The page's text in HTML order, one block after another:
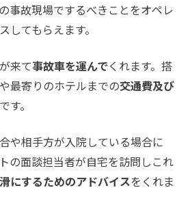
事故現場でするべきことをオペレ
してもらえます。
来て事故車を運んでくれます。搭
最寄りのホテルまでの交通費及び
です。
や相手方が入院している場合に
の面談担当者が自宅を訪問しこれ
にするためのアドバイスをくれま